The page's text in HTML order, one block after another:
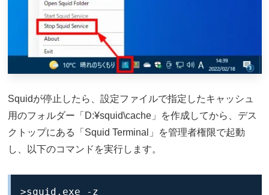
Squidが停止したら、設定ファイルで指定したキャッシュ
用のフォルダー「D:¥squid\cache」を作成してから、デス
クトップにある「Squid Terminal」を管理者権限で起動
し、以下のコマンドを実行します。
>squid.exe -z